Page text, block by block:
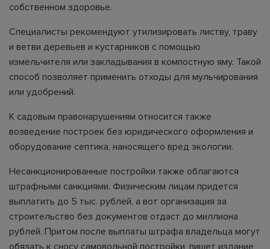
собственном здоровье.
Специалисты рекомендуют утилизировать листву, траву
и ветви деревьев и кустарников с помощью
измельчителя или закладывания в компостную яму. Такой
способ позволяет применить отходы для мульчирования
или удобрений.
К садовым правонарушениям относится также
возведение построек без юридического оформления и
оборудование септика, наносящего вред экологии.
Несанкционированные постройки также облагаются
штрафными санкциями. Физическим лицам придется
выплатить до 5 тыс. рублей, а вот организация за
строительство без документов отдаст до миллиона
рублей. Притом после выплаты штрафа владельца могут
обязать к сносу самовольной постройки, пишет издание